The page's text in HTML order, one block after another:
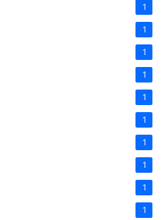
1
1
1
1
1
1
1
1
1
1